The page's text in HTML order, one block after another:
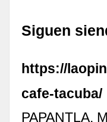
Siguen
https://
cafe-tacuba/
PAPANTLA,